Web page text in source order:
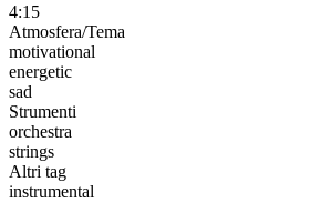
4:15
Atmosfera/Tema
motivational
energetic
sad
Strumenti
orchestra
strings
Altri tag
instrumental